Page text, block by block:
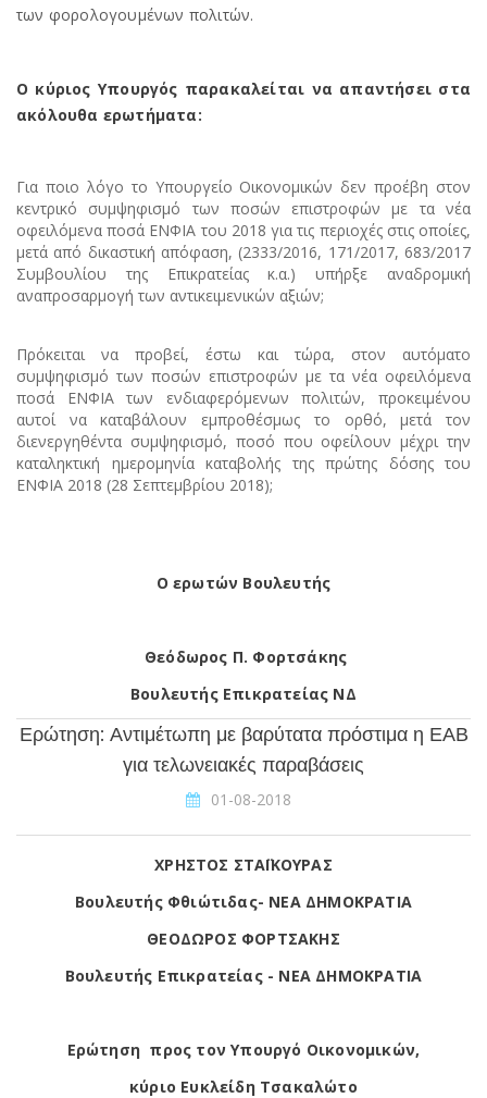
των φορολογουμένων πολιτών.
Ο κύριος Υπουργός παρακαλείται να απαντήσει στα
ακόλουθα ερωτήματα:
Για ποιο λόγο το Υπουργείο Οικονομικών δεν προέβη στον
κεντρικό συμψηφισμό των ποσών επιστροφών με τα νέα
οφειλόμενα ποσά ΕΝΦΙΑ του 2018 για τις περιοχές στις οποίες,
μετά από δικαστική απόφαση, (2333/2016, 171/2017, 683/2017
Συμβουλίου της Επικρατείας κ.α.) υπήρξε αναδρομική
αναπροσαρμογή των αντικειμενικών αξιών;
Πρόκειται να προβεί, έστω και τώρα, στον αυτόματο
συμψηφισμό των ποσών επιστροφών με τα νέα οφειλόμενα
ποσά ΕΝΦΙΑ των ενδιαφερόμενων πολιτών, προκειμένου
αυτοί να καταβάλουν εμπροθέσμως το ορθό, μετά τον
διενεργηθέντα συμψηφισμό, ποσό που οφείλουν μέχρι την
καταληκτική ημερομηνία καταβολής της πρώτης δόσης του
ΕΝΦΙΑ 2018 (28 Σεπτεμβρίου 2018);
Ο ερωτών Βουλευτής
Θεόδωρος Π. Φορτσάκης
Βουλευτής Επικρατείας ΝΔ
Ερώτηση: Αντιμέτωπη με βαρύτατα πρόστιμα η ΕΑΒ
για τελωνειακές παραβάσεις
01-08-2018
XΡΗΣΤΟΣ ΣΤΑΪΚΟΥΡΑΣ
Βουλευτής Φθιώτιδας- ΝΕΑ ΔΗΜΟΚΡΑΤΙA
ΘΕΟΔΩΡΟΣ ΦΟΡΤΣΑΚΗΣ
Βουλευτής Επικρατείας - ΝΕΑ ΔΗΜΟΚΡΑΤΙΑ
Ερώτηση προς τον Υπουργό Οικονομικών,
κύριο Ευκλείδη Τσακαλώτο